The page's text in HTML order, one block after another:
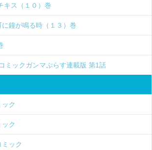
キス（１０）巻
鐘が鳴る時（１３）巻
ミックガンマぷらす連載版 第1話
ク
ク
ック